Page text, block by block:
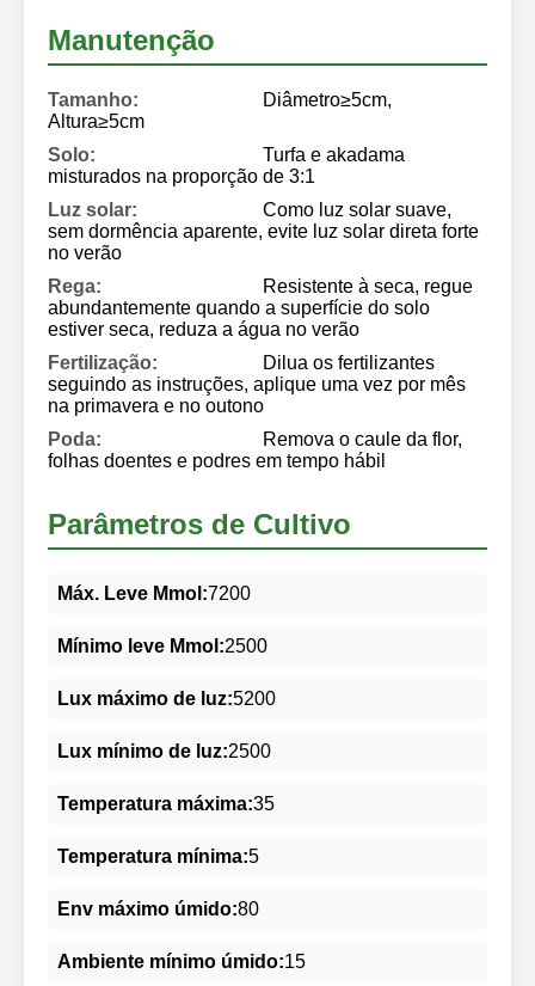
Manutenção
Tamanho:
Diâmetro≥5cm,
Altura≥5cm
Solo:
Turfa e akadama
misturados na proporção de 3:1
Luz solar:
Como luz solar suave,
sem dormência aparente, evite luz solar direta forte
no verão
Rega:
Resistente à seca, regue
abundantemente quando a superfície do solo
estiver seca, reduza a água no verão
Fertilização:
Dilua os fertilizantes
seguindo as instruções, aplique uma vez por mês
na primavera e no outono
Poda:
Remova o caule da flor,
folhas doentes e podres em tempo hábil
Parâmetros de Cultivo
Máx. Leve Mmol:7200
Mínimo leve Mmol:2500
Lux máximo de luz:5200
Lux mínimo de luz:2500
Temperatura máxima:35
Temperatura mínima:5
Env máximo úmido:80
Ambiente mínimo úmido:15